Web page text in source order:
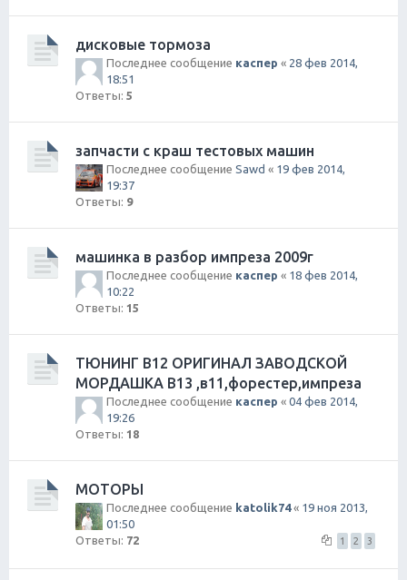
дисковые тормоза
Последнее сообщение каспер « 28 фев 2014,
18:51
Ответы: 5
запчасти с краш тестовых машин
Последнее сообщение Sawd « 19 фев 2014,
19:37
Ответы: 9
машинка в разбор импреза 2009г
Последнее сообщение каспер « 18 фев 2014,
10:22
Ответы: 15
ТЮНИНГ В12 ОРИГИНАЛ ЗАВОДСКОЙ
МОРДАШКА В13 ,в11,форестер,импреза
Последнее сообщение каспер « 04 фев 2014,
19:26
Ответы: 18
МОТОРЫ
Последнее сообщение katolik74« 19 ноя 2013,
01:50
Ответы: 72 1 2 3